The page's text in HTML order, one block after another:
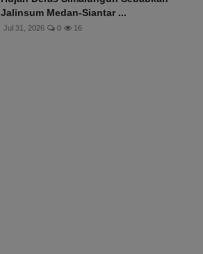
Jalinsum Medan-Siantar ...
Jul 31, 2026 0 16